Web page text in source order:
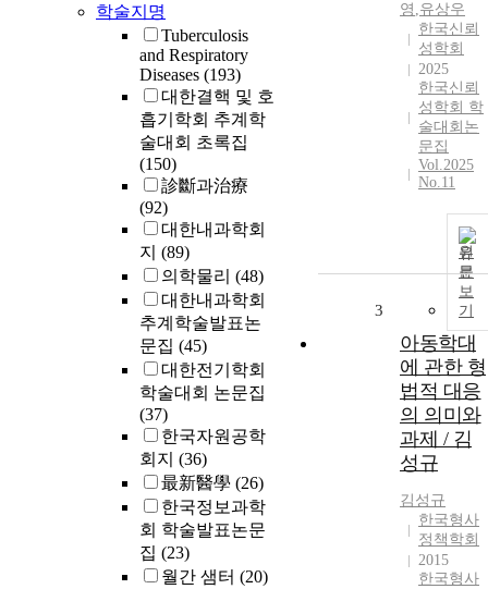
학술지명
Tuberculosis
and Respiratory
Diseases (193)
대한결핵 및 호
흡기학회 추계학
술대회 초록집
(150)
診斷과治療
(92)
대한내과학회
지 (89)
의학물리 (48)
대한내과학회
추계학술발표논
문집 (45)
대한전기학회
학술대회 논문집
(37)
한국자원공학
회지 (36)
最新醫學 (26)
한국정보과학
회 학술발표논문
집 (23)
월간 샘터 (20)
영 ,유상우
한국신뢰
성학회
2025
한국신뢰
성학회 학
술대회논
문집
Vol.2025
No.11
원
문
보
기
3
아동학대
에 관한 형
법적 대응
의 의미와
과제 / 김
성규
김성규
한국형사
정책학회
2015
한국형사